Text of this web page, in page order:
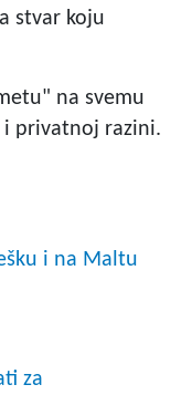
stvar koju
na svemu
privatnoj razini.
i na Maltu
za